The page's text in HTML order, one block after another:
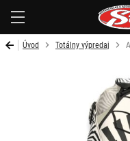
Úvod Totálny výpredaj